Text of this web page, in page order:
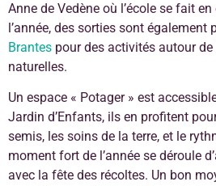
Anne de Vedène où l’école se fait
l’année, des sorties sont également
Brantes pour des activités autour
naturelles.
Un espace « Potager » est
Jardin d’Enfants, ils en profitent
semis, les soins de la terre, et le
moment fort de l’année se déroule
avec la fête des récoltes. Un bon